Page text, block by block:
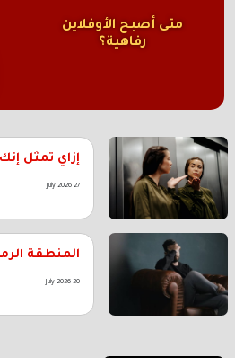
متى أصبح الأوفلاين
رفاهية؟
إزاي تمثل
27 July 2026
المنطقة
20 July 2026